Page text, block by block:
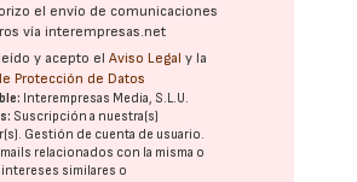
el envío de comunicaciones
vía interempresas.net
y acepto elAviso Legal y la
Protección de Datos
Interempresas Media, S.L.U.
Suscripción a nuestra(s)
Gestión de cuenta de usuario.
relacionados con la misma o
intereses similares o